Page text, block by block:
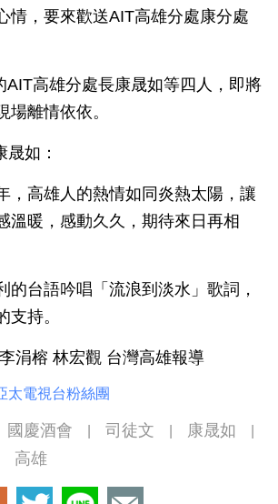
情，要來歡送AIT高雄分處康分處
AIT高雄分處長康晟如等四人，即將
場離情依依。
如：
，高雄人的熱情如同炎熱太陽，讓
溫暖，感動久久，期待來日再相
的台語吟唱「流浪到淡水」歌詞，
支持。
涓榕 林宏觀 台灣高雄報導
太電視台粉絲團
國慶酒會 司徒文 康晟如
高雄